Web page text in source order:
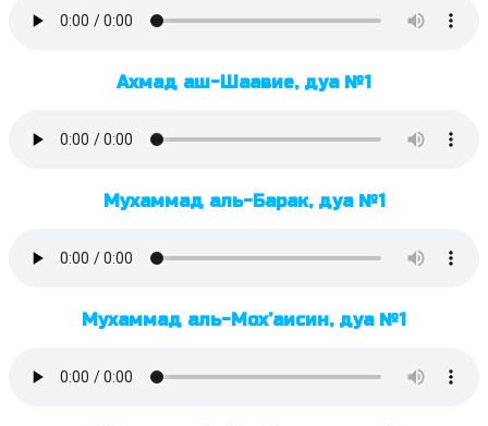
Ахмад аш-Шаавие, дуа №1
Мухаммад аль-Барак, дуа №1
Мухаммад аль-Мох’аисин, дуа №1